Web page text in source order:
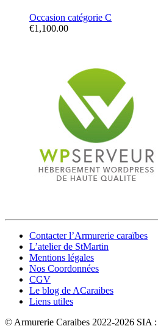
Occasion catégorie C
€1,100.00
Contacter l’Armurerie caraïbes
L’atelier de StMartin
Mentions légales
Nos Coordonnées
CGV
Le blog de ACaraibes
Liens utiles
© Armurerie Caraibes 2022-2026 SIA